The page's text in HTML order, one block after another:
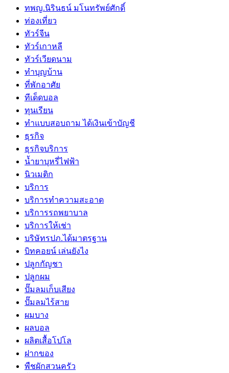
ทพญ.นิรินธน์ มโนทรัพย์ศักดิ์
ท่องเที่ยว
ทัวร์จีน
ทัวร์เกาหลี
ทัวร์เวียดนาม
ทำบุญบ้าน
ที่พักอาศัย
ทีเด็ดบอล
ทุนเรียน
ทําแบบสอบถาม ได้เงินเข้าบัญชี
ธุรกิจ
ธุรกิจบริการ
น้ำยาบุหรี่ไฟฟ้า
นิวเมติก
บริการ
บริการทำความสะอาด
บริการรถพยาบาล
บริการให้เช่า
บริษัทรปภ.ได้มาตรฐาน
บิทคอยน์ เล่นยังไง
ปลูกกัญชา
ปลูกผม
ปั๊มลมเก็บเสียง
ปั๊มลมไร้สาย
ผมบาง
ผลบอล
ผลิตเสื้อโปโล
ฝากของ
พืชผักสวนครัว